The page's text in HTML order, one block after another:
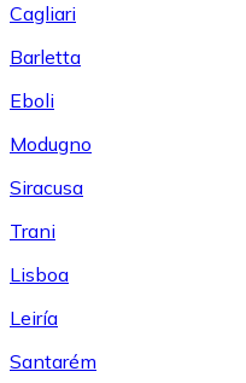
Cagliari
Barletta
Eboli
Modugno
Siracusa
Trani
Lisboa
Leiría
Santarém